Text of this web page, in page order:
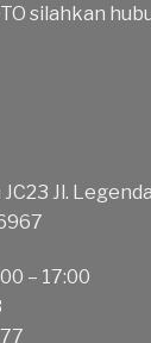
silahkan
Jl.
– 17:00